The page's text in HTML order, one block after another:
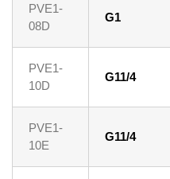
PVE1-
08D
G1
PVE1-
10D
G11/4
PVE1-
10E
G11/4